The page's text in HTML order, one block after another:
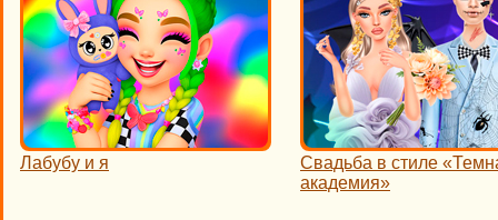
Лабубу и я
Свадьба в стиле
академия»